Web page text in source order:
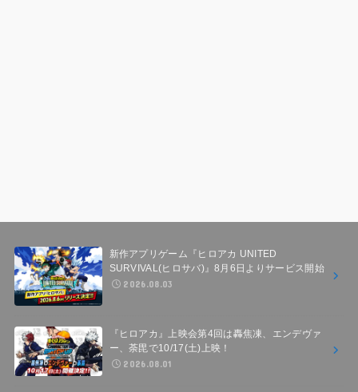
新作アプリゲーム『ヒロアカ UNITED
SURVIVAL(ヒロサバ)』8月6日よりサービス開始
2026.08.03
『ヒロアカ』上映会第4回は轟焦凍、エンデヴァ
ー、荼毘で10/17(土)上映！
2026.08.01